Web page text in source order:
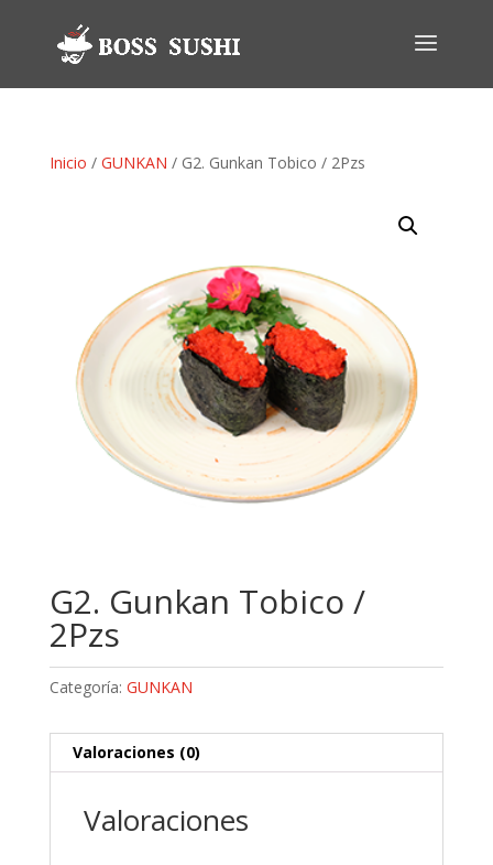
Inicio / GUNKAN / G2. Gunkan Tobico / 2Pzs
G2. Gunkan Tobico /
2Pzs
Categoría: GUNKAN
Valoraciones (0)
Valoraciones